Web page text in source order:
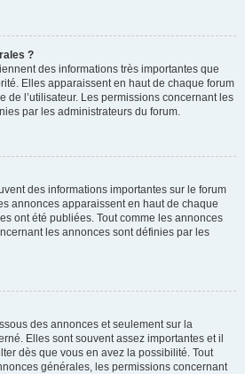
?
des informations très importantes que
Elles apparaissent en haut de chaque forum
de l’utilisateur. Les permissions concernant les
par les administrateurs du forum.
des informations importantes sur le forum
annonces apparaissent en haut de chaque
ont été publiées. Tout comme les annonces
les annonces sont définies par les
des annonces et seulement sur la
Elles sont souvent assez importantes et il
dès que vous en avez la possibilité. Tout
générales, les permissions concernant